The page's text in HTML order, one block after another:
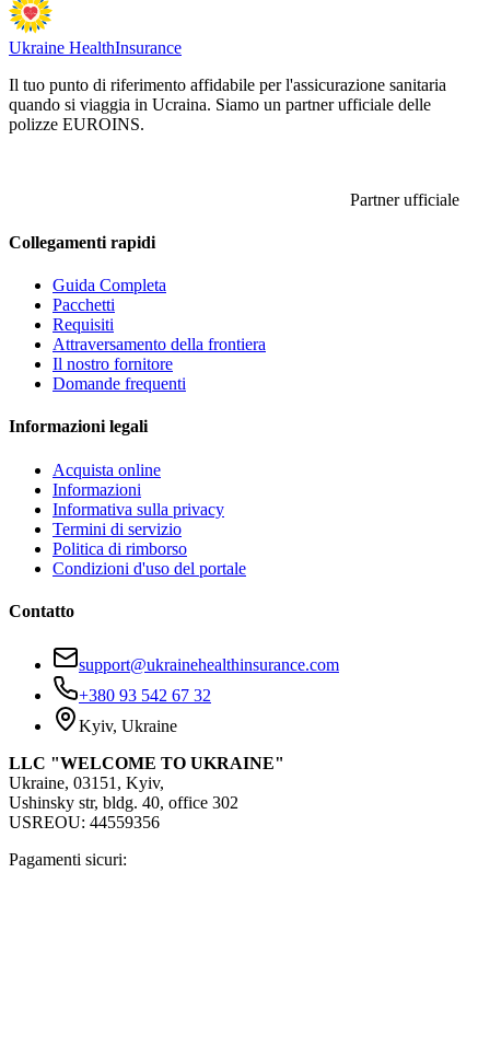
Ukraine HealthInsurance
Il tuo punto di riferimento affidabile per l'assicurazione sanitaria
quando si viaggia in Ucraina. Siamo un partner ufficiale delle
polizze EUROINS.
Partner ufficiale
Collegamenti rapidi
Guida Completa
Pacchetti
Requisiti
Attraversamento della frontiera
Il nostro fornitore
Domande frequenti
Informazioni legali
Acquista online
Informazioni
Informativa sulla privacy
Termini di servizio
Politica di rimborso
Condizioni d'uso del portale
Contatto
support@ukrainehealthinsurance.com
+380 93 542 67 32
Kyiv, Ukraine
LLC "WELCOME TO UKRAINE"
Ukraine, 03151, Kyiv,
Ushinsky str, bldg. 40, office 302
USREOU: 44559356
Pagamenti sicuri: